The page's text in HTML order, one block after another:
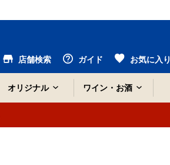
店舗検索 ガイド お気に入り
オリジナル ワイン・お酒